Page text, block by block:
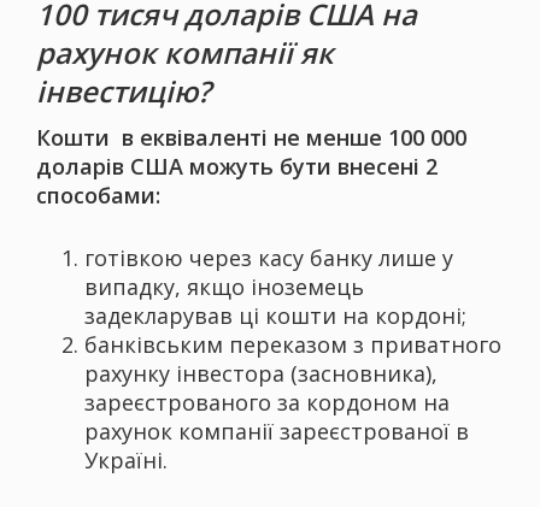
100 тисяч доларів США на
рахунок компанії як
інвестицію?
Кошти в еквіваленті не менше 100 000
доларів США можуть бути внесені 2
способами:
готівкою через касу банку лише у
випадку, якщо іноземець
задекларував ці кошти на кордоні;
банківським переказом з приватного
рахунку інвестора (засновника),
зареєстрованого за кордоном на
рахунок компанії зареєстрованої в
Україні.